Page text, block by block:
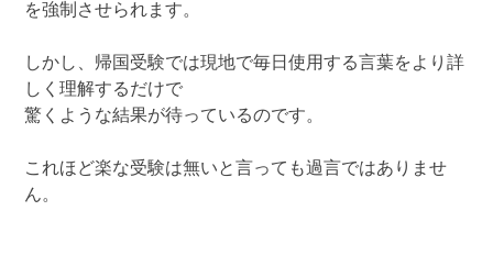
を強制させられます。
しかし、帰国受験では現地で毎日使用する言葉をより詳
しく理解するだけで
驚くような結果が待っているのです。
これほど楽な受験は無いと言っても過言ではありませ
ん。